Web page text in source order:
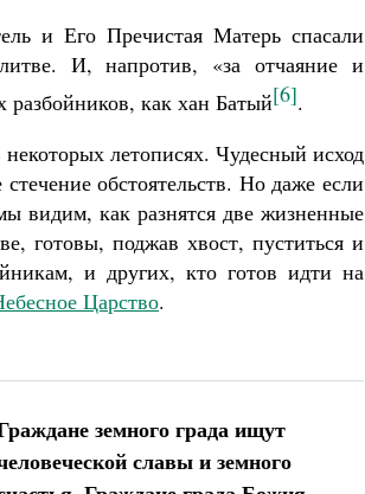
и Его Пречистая Матерь спасали
И, напротив, «за отчаяние и
разбойников, как хан Батый[6].
летописях. Чудесный исход
обстоятельств. Но даже если
видим, как разнятся две жизненные
готовы, поджав хвост, пуститься и
и других, кто готов идти на
Царство.
земного града ищут
славы и земного